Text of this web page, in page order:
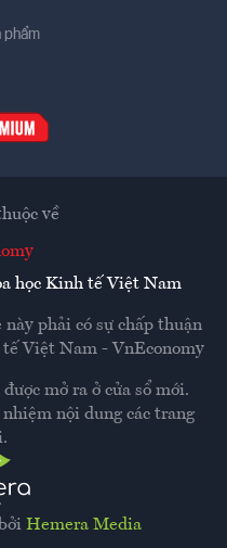
phẩm
Hemera Media
về
học Kinh tế Việt Nam
phải có sự chấp thuận
Việt Nam - VnEconomy
mở ra ở cửa sổ mới.
nội dung các trang